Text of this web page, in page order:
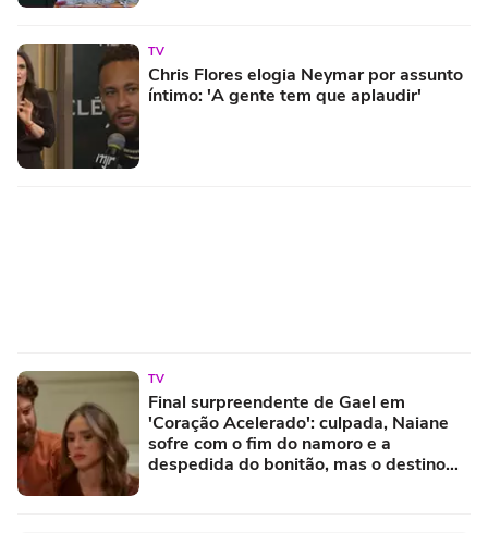
TV
Chris Flores elogia Neymar por assunto
íntimo: 'A gente tem que aplaudir'
TV
Final surpreendente de Gael em
'Coração Acelerado': culpada, Naiane
sofre com o fim do namoro e a
despedida do bonitão, mas o destino